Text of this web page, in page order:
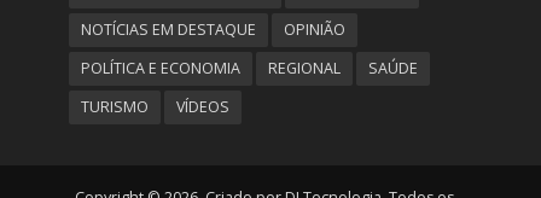
NOTÍCIAS EM DESTAQUE
OPINIÃO
POLÍTICA E ECONOMIA
REGIONAL
SAÚDE
TURISMO
VÍDEOS